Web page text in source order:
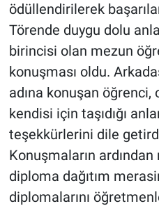
ödüllendirilerek
Törende duygu dolu
birincisi olan mezun
konuşması oldu.
adına konuşan öğrenci,
kendisi için taşıdığı
teşekkürlerini dile
Konuşmaların
diploma dağıtım
diplomalarını